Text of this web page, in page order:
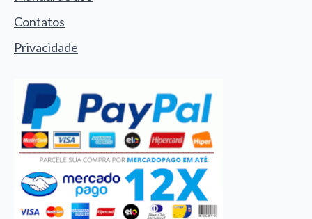
Contatos
Privacidade